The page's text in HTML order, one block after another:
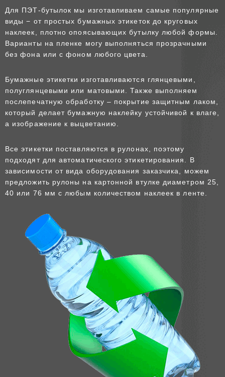
Для ПЭТ-бутылок мы изготавливаем самые популярные
виды − от простых бумажных этикеток до круговых
наклеек, плотно опоясывающих бутылку любой формы.
Варианты на пленке могу выполняться прозрачными
без фона или с фоном любого цвета.
Бумажные этикетки изготавливаются глянцевыми,
полуглянцевыми или матовыми. Также выполняем
послепечатную обработку – покрытие защитным лаком,
который делает бумажную наклейку устойчивой к влаге,
а изображение к выцветанию.
Все этикетки поставляются в рулонах, поэтому
подходят для автоматического этикетирования. В
зависимости от вида оборудования заказчика, можем
предложить рулоны на картонной втулке диаметром 25,
40 или 76 мм с любым количеством наклеек в ленте.